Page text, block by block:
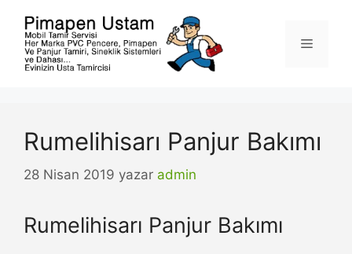
Menü
Rumelihisarı Panjur Bakımı
28 Nisan 2019 yazar admin
Rumelihisarı Panjur Bakımı